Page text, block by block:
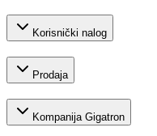
Korisnički nalog
Prodaja
Kompanija Gigatron